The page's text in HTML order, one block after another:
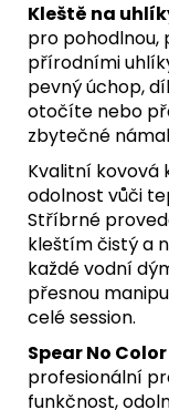
Kleště na
pro pohodlnou,
přírodními
pevný úchop,
otočíte nebo
zbytečné
Kvalitní kovová
odolnost vůči
Stříbrné
kleštím čistý a
každé vodní
přesnou
celé session.
Spear No Color
profesionální
funkčnost,